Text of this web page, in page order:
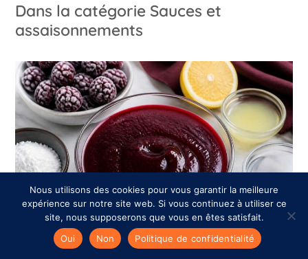
Dans la catégorie Sauces et
assaisonnements
Nous utilisons des cookies pour vous garantir la meilleure
expérience sur notre site web. Si vous continuez à utiliser ce
site, nous supposerons que vous en êtes satisfait.
Oui
Non Politique de confidentialité